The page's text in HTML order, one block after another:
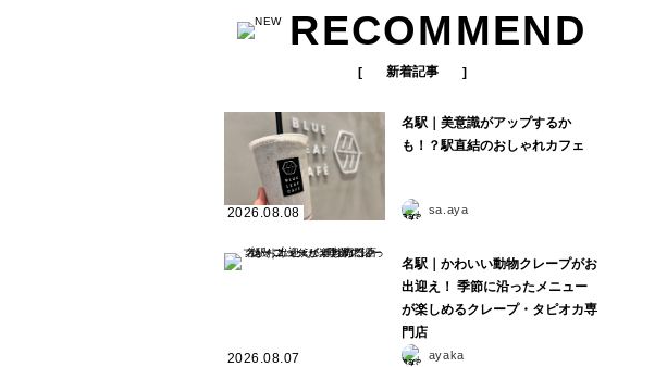
RECOMMEND
新着記事
2026.08.08
名駅｜美意識がアップするか
も！？駅直結のおしゃれカフェ
sa.aya
2026.08.07
名駅｜かわいい動物クレープがお
出迎え！ 季節に沿ったメニュー
が楽しめるクレープ・タピオカ専
門店
ayaka